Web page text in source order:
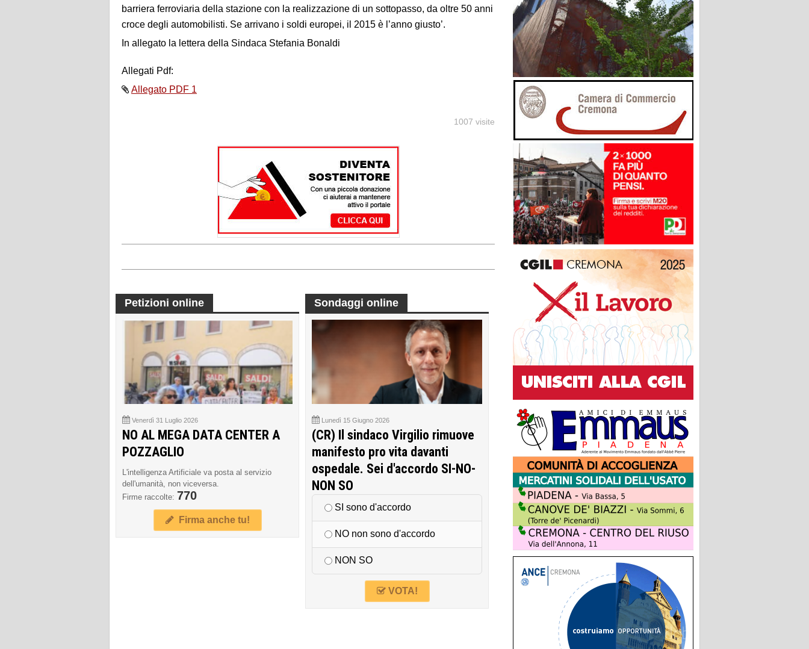
barriera ferroviaria della stazione con la realizzazione di un sottopasso, da oltre 50 anni
croce degli automobilisti. Se arrivano i soldi europei, il 2015 è l’anno giusto’.
In allegato la lettera della Sindaca Stefania Bonaldi
Allegati Pdf:
Allegato PDF 1
1007 visite
Petizioni online
Venerdì 31 Luglio 2026
NO AL MEGA DATA CENTER A
POZZAGLIO
L'intelligenza Artificiale va posta al servizio
dell'umanità, non viceversa.
Firme raccolte: 770
Firma anche tu!
Sondaggi online
Lunedì 15 Giugno 2026
(CR) Il sindaco Virgilio rimuove
manifesto pro vita davanti
ospedale. Sei d'accordo SI-NO-
NON SO
SI sono d'accordo
NO non sono d'accordo
NON SO
VOTA!